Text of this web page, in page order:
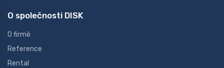
O společnosti DISK
O firmě
Reference
Rental